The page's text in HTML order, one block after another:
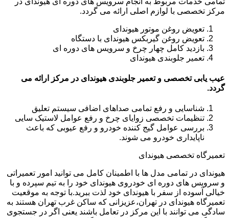
مرکز تخصصی با لوازم اصلی ارائه می گردد.
تعویض روغن موتور هیوندای
تعویض روغن گیربکس هیوندای با دستگاه
بازدید کامل چهار چرخ و سرویس های دوره ای
تعمیر جلوبندی هیوندای
عیب یابی تخصصی و تعمیر جلوبندی هیوندای در مرکز ارائه می
گردد.
شناسایی و رفع تمامی صداهای اضافی سیستم تعلیق
تنظیمات تخصصی زوایای چرخ و رفع عوامل لاستیک سایی
بررسی عوامل گیج کننده خودرو و رفع عیوبی که باعث
ناپایداری خودرو می شوند.
تعمیرگاه تخصصی هیوندای
هیوندای در تمامی مدل ها با اطمینان کامل می توانید امور تعمیراتی
و سرویس های دوره ای خودروی هیوندای خود را به تیم سپرده و با
خیالی آسوده از سفر با هیوندای خود لذت ببرید.با توجه به موقعیت
تعمیرگاه هیوندای در تهران،عزیزانی که ساکن غرب تهران هستند به
سادگی می توانند با این مرکز در تعامل باشند یعنی اگر در جستجوی